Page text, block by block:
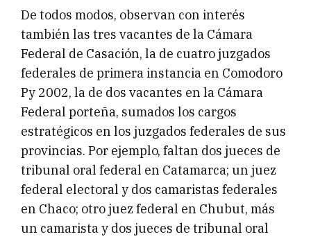
De todos modos, observan con interés
también las tres vacantes de la Cámara
Federal de Casación, la de cuatro juzgados
federales de primera instancia en Comodoro
Py 2002, la de dos vacantes en la Cámara
Federal porteña, sumados los cargos
estratégicos en los juzgados federales de sus
provincias. Por ejemplo, faltan dos jueces de
tribunal oral federal en Catamarca; un juez
federal electoral y dos camaristas federales
en Chaco; otro juez federal en Chubut, más
un camarista y dos jueces de tribunal oral